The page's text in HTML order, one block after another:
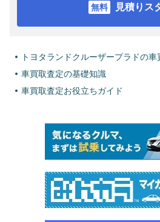
見積りス
トヨタランドクルーザープラドの
車買取査定の基礎知識
車買取査定お役立ちガイド